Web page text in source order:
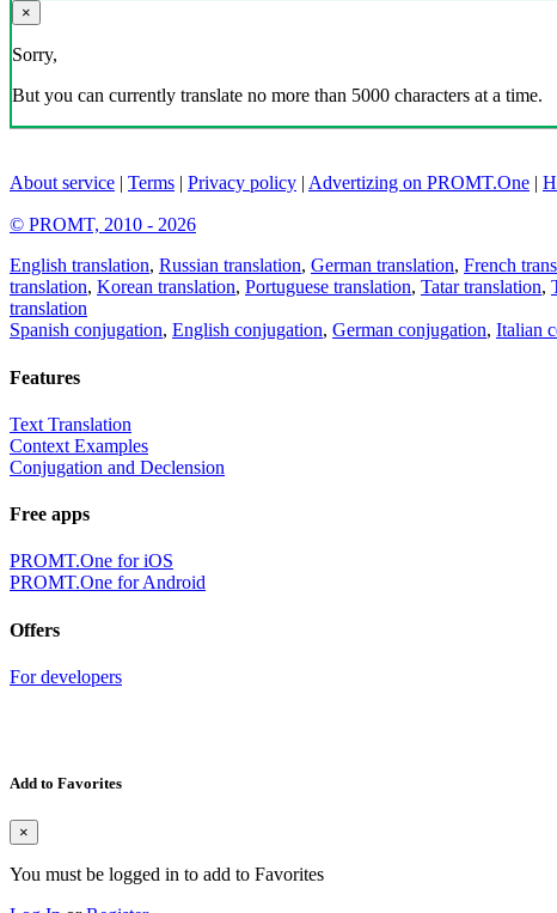
×
Sorry,
But you can currently translate no more than 5000 characters at a time.
About service | Terms | Privacy policy | Advertizing on PROMT.One |
© PROMT, 2010 - 2026
English translation, Russian translation, German translation, French
translation, Korean translation, Portuguese translation, Tatar translation,
translation
Spanish conjugation, English conjugation, German conjugation, Italian
Features
Text Translation
Context Examples
Conjugation and Declension
Free apps
PROMT.One for iOS
PROMT.One for Android
Offers
For developers
Add to Favorites
×
You must be logged in to add to Favorites